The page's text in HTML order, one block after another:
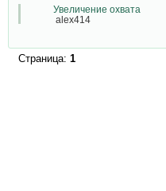
Увеличение охвата
alex414
Страница: 1